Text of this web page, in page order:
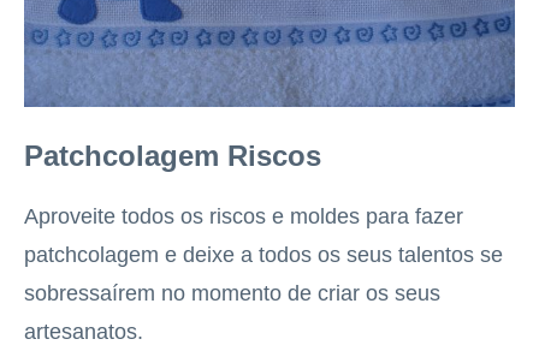
Patchcolagem Riscos
Aproveite todos os riscos e moldes para fazer
patchcolagem e deixe a todos os seus talentos se
sobressaírem no momento de criar os seus
artesanatos.